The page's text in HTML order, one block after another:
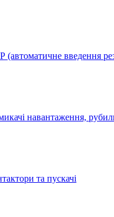
(автоматичне введення
навантаження,
та пускачі